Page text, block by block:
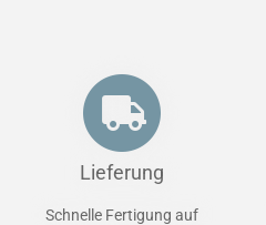
Lieferung
Schnelle Fertigung auf